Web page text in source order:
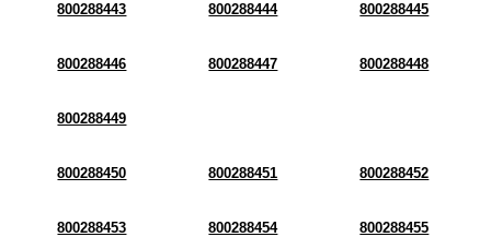
800288443 800288444 800288445
800288446 800288447 800288448
800288449
800288450 800288451 800288452
800288453 800288454 800288455